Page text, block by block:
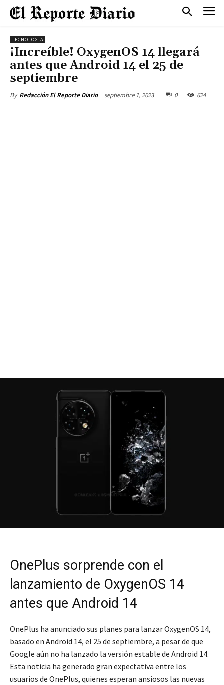
TECNOLOGÍA
¡Increíble! OxygenOS 14 llegará
antes que Android 14 el 25 de
septiembre
By Redacción El Reporte Diario septiembre 1, 2023 0 624
OnePlus sorprende con el
lanzamiento de OxygenOS 14
antes que Android 14
OnePlus ha anunciado sus planes para lanzar OxygenOS 14,
basado en Android 14, el 25 de septiembre, a pesar de que
Google aún no ha lanzado la versión estable de Android 14.
Esta noticia ha generado gran expectativa entre los
usuarios de OnePlus, quienes esperan ansiosos las nuevas